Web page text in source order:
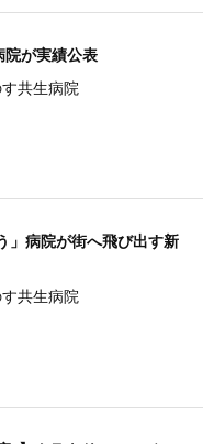
院が実績公表
共生病院
」病院が街へ飛び出す新
共生病院